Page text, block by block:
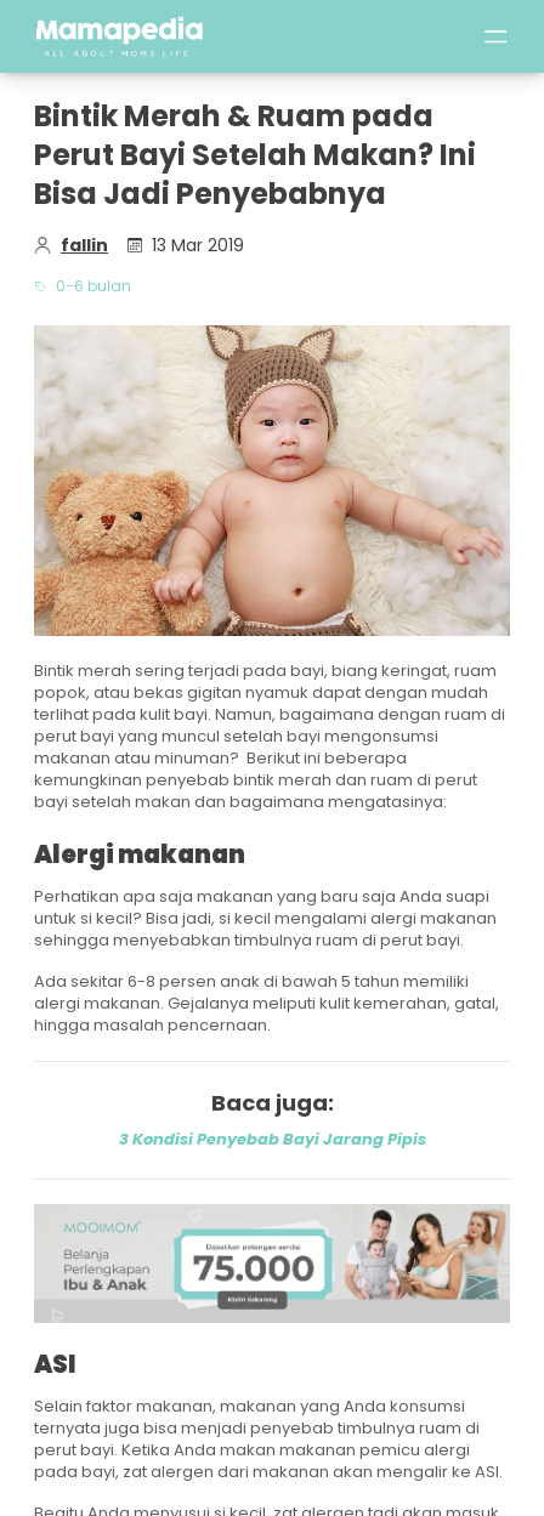
Bintik Merah & Ruam pada
Perut Bayi Setelah Makan? Ini
Bisa Jadi Penyebabnya
fallin 13 Mar 2019
0-6 bulan
Bintik merah sering terjadi pada bayi, biang keringat, ruam
popok, atau bekas gigitan nyamuk dapat dengan mudah
terlihat pada kulit bayi. Namun, bagaimana dengan ruam di
perut bayi yang muncul setelah bayi mengonsumsi
makanan atau minuman? Berikut ini beberapa
kemungkinan penyebab bintik merah dan ruam di perut
bayi setelah makan dan bagaimana mengatasinya:
Alergi makanan
Perhatikan apa saja makanan yang baru saja Anda suapi
untuk si kecil? Bisa jadi, si kecil mengalami alergi makanan
sehingga menyebabkan timbulnya ruam di perut bayi.
Ada sekitar 6-8 persen anak di bawah 5 tahun memiliki
alergi makanan. Gejalanya meliputi kulit kemerahan, gatal,
hingga masalah pencernaan.
Baca juga:
3 Kondisi Penyebab Bayi Jarang Pipis
ASI
Selain faktor makanan, makanan yang Anda konsumsi
ternyata juga bisa menjadi penyebab timbulnya ruam di
perut bayi. Ketika Anda makan makanan pemicu alergi
pada bayi, zat alergen dari makanan akan mengalir ke ASI.